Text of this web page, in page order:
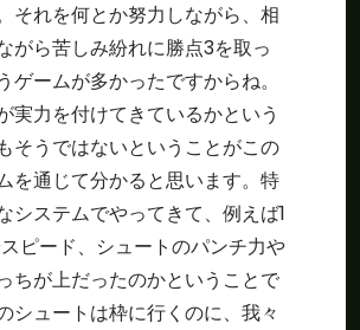
それを何とか努力しながら、相
がら苦しみ紛れに勝点3を取っ
ゲームが多かったですからね。
実力を付けてきているかという
そうではないということがこの
を通じて分かると思います。特
システムでやってきて、例えば1
ピード、シュートのパンチ力や
ちが上だったのかということで
シュートは枠に行くのに、我々